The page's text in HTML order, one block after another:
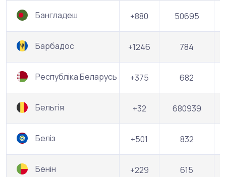
Бангладеш +880 50695
Барбадос +1246 784
Республіка Беларусь +375 682
Бельгія +32 680939
Беліз +501 832
Бенін +229 615